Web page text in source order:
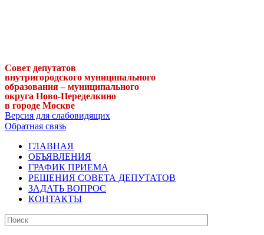
Совет депутатов
внутригородского муниципального
образования – муниципального
округа Ново-Переделкино
в городе Москве
Версия для слабовидящих
Обратная связь
ГЛАВНАЯ
ОБЪЯВЛЕНИЯ
ГРАФИК ПРИЕМА
РЕШЕНИЯ СОВЕТА ДЕПУТАТОВ
ЗАДАТЬ ВОПРОС
КОНТАКТЫ